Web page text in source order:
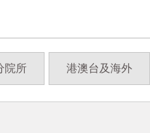
院所 港澳台及海外